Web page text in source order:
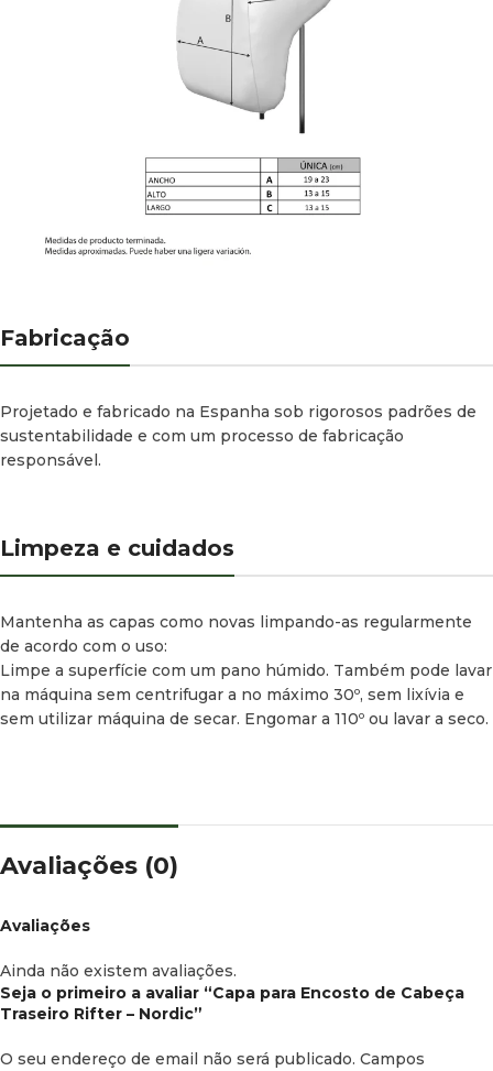
Fabricação
Projetado e fabricado na Espanha sob rigorosos padrões de
sustentabilidade e com um processo de fabricação
responsável.
Limpeza e cuidados
Mantenha as capas como novas limpando-as regularmente
de acordo com o uso:
Limpe a superfície com um pano húmido. Também pode lavar
na máquina sem centrifugar a no máximo 30º, sem lixívia e
sem utilizar máquina de secar. Engomar a 110º ou lavar a seco.
Avaliações (0)
Avaliações
Ainda não existem avaliações.
Seja o primeiro a avaliar “Capa para Encosto de Cabeça
Traseiro Rifter – Nordic”
O seu endereço de email não será publicado. Campos